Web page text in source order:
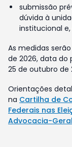
submissão
dúvida à
institucional
As medidas
de 2026, data
25 de outubro de
Orientações
na Cartilha de
Federais nas
Advocacia-